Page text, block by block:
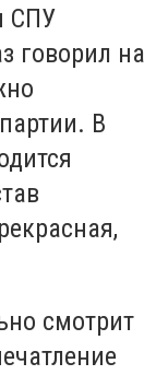
СПУ
говорил на
В
смотрит